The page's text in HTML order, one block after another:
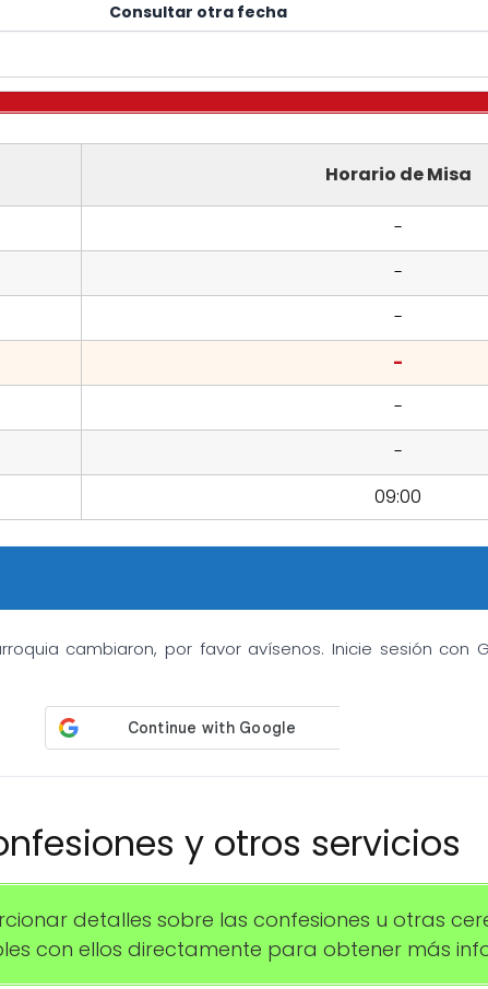
Consultar otra fecha
Horario de Misa
-
-
-
-
-
-
09:00
cambiaron, por favor avísenos. Inicie sesión con
y otros servicios
detalles sobre las confesiones u otras
con ellos directamente para obtener más